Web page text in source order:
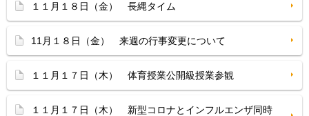
１１月１８日（金） 長縄タイム
11月１８日（金） 来週の行事変更について
１１月１７日（木） 体育授業公開級授業参観
１１月１７日（木） 新型コロナとインフルエンザ同時